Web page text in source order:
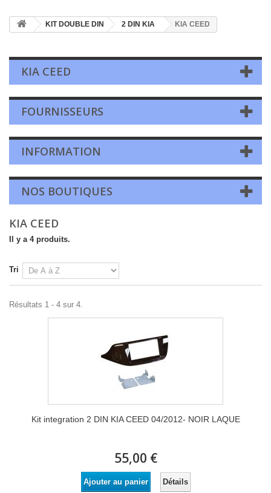
KIT DOUBLE DIN 2 DIN KIA KIA CEED
KIA CEED
FOURNISSEURS
INFORMATION
NOS BOUTIQUES
KIA CEED
Il y a 4 produits.
Tri
Résultats 1 - 4 sur 4.
Kit integration 2 DIN KIA CEED 04/2012- NOIR LAQUE
55,00 €
Ajouter au panier Détails